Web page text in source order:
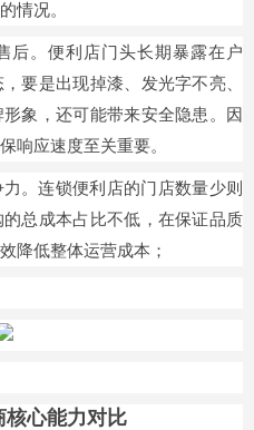
情况。
后。便利店门头长期暴露在户
要是出现掉漆、发光字不亮、
象，还可能带来安全隐患。因
响应速度至关重要。
。连锁便利店的门店数量少则
总成本占比不低，在保证品质
降低整体运营成本；
核心能力对比